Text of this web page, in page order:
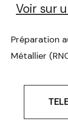
Voir sur
Préparation
Métallier